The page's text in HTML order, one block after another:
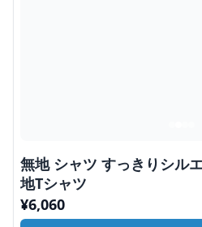
無地 シャツ すっきりシル
地Tシャツ
¥6,060